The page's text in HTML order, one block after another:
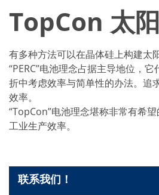
单晶圆加工
晶圆制备
晶圆干燥
化学品输送系统
绿色能源
Wafer Batch
链式电池
批量处理式电池
耗材
医疗技术
玻璃
Through glass vias (TGV)
TopCon 太
有多种方法可以在晶体硅上构建太
“PERC”电池理念占据主导地位，
折中考虑效率与简单性的办法。追
效率。
“TopCon”电池理念堪称非常有希
工业生产效率。
联系我们！